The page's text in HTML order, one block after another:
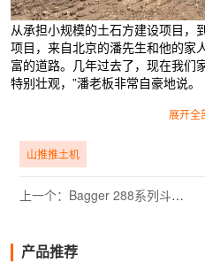
从承担小规模的土石方建设项目，
项目，来自北京的潘先生和他的家
富的道路。几年过去了，现在我们
特别壮观，”潘老板非常自豪地说。
拆迁、平整和绿化就像无名英雄。
设天清水秀、湿地覆盖、森林环绕
将转型为“绿色城市之心”。同时，
运行以及紧张的时间表要求，都
验。
展开全
山推推土机
上一个：Bagger 288系列斗轮式挖掘机
产品推荐